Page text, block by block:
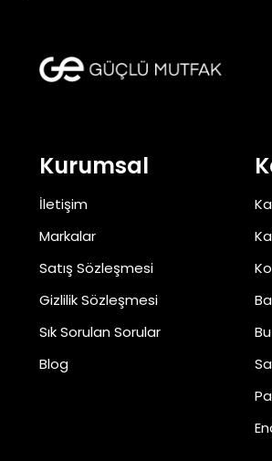
Kurumsal
İletişim
Markalar
Satış Sözleşmesi
Gizlilik Sözleşmesi
Sık Sorulan Sorular
Blog